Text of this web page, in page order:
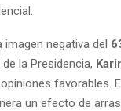
imagen negativa del
la Presidencia,
favorables.
un efecto de